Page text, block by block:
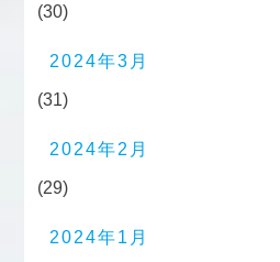
(30)
2024年3月
(31)
2024年2月
(29)
2024年1月